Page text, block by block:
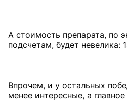
А стоимость препарата, по
подсчетам, будет невелика:
Впрочем, и у остальных
менее интересные, а